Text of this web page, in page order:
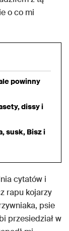
o co mi
powinny
dissy i
susk, Bisz i
cytatów i
rapu kojarzy
psie
przesiedział w